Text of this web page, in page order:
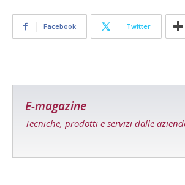
Facebook Twitter
E-magazine
Tecniche, prodotti e servizi dalle